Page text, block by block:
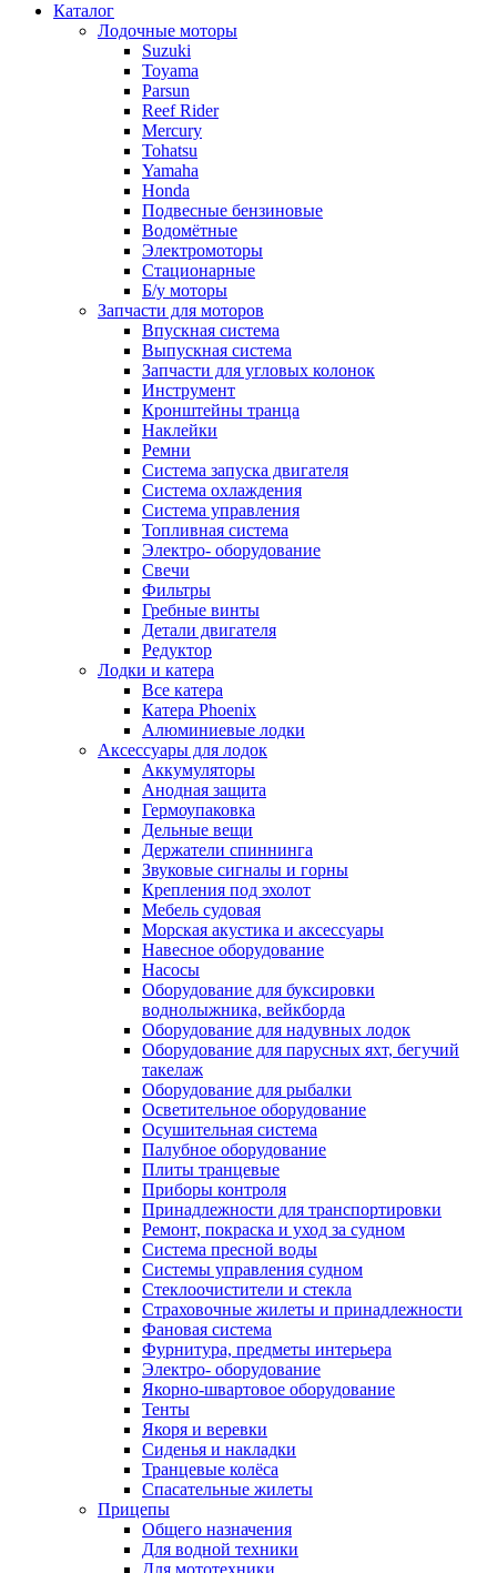
Каталог
Лодочные моторы
Suzuki
Toyama
Parsun
Reef Rider
Mercury
Tohatsu
Yamaha
Honda
Подвесные бензиновые
Водомётные
Электромоторы
Стационарные
Б/у моторы
Запчасти для моторов
Впускная система
Выпускная система
Запчасти для угловых колонок
Инструмент
Кронштейны транца
Наклейки
Ремни
Система запуска двигателя
Система охлаждения
Система управления
Топливная система
Электро- оборудование
Свечи
Фильтры
Гребные винты
Детали двигателя
Редуктор
Лодки и катера
Все катера
Катера Phoenix
Алюминиевые лодки
Аксессуары для лодок
Аккумуляторы
Анодная защита
Гермоупаковка
Дельные вещи
Держатели спиннинга
Звуковые сигналы и горны
Крепления под эхолот
Мебель судовая
Морская акустика и аксессуары
Навесное оборудование
Насосы
Оборудование для буксировки
воднолыжника, вейкборда
Оборудование для надувных лодок
Оборудование для парусных яхт, бегучий
такелаж
Оборудование для рыбалки
Осветительное оборудование
Осушительная система
Палубное оборудование
Плиты транцевые
Приборы контроля
Принадлежности для транспортировки
Ремонт, покраска и уход за судном
Система пресной воды
Системы управления судном
Стеклоочистители и стекла
Страховочные жилеты и принадлежности
Фановая система
Фурнитура, предметы интерьера
Электро- оборудование
Якорно-швартовое оборудование
Тенты
Якоря и веревки
Сиденья и накладки
Транцевые колёса
Спасательные жилеты
Прицепы
Общего назначения
Для водной техники
Для мототехники